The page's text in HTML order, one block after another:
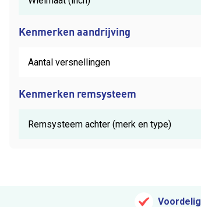
Kenmerken aandrijving
Aantal versnellingen
Kenmerken remsysteem
Remsysteem achter (merk en type)
Voordelig